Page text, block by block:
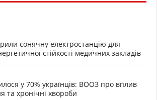
сонячну електростанцію для
стійкості медичних закладів
у 70% українців: ВООЗ про вплив
та хронічні хвороби